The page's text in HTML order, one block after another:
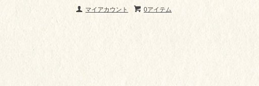
0アイテム
マイアカウント